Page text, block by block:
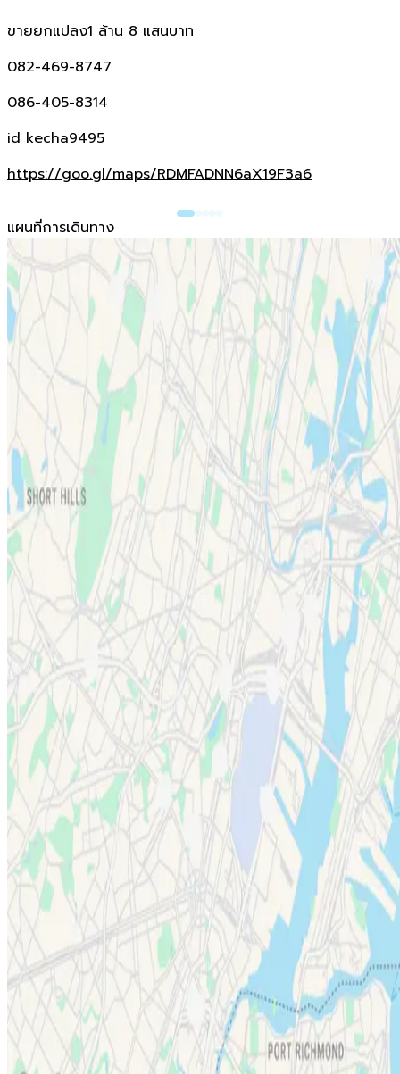
ขายยกแปลง1 ล้าน 8 แสนบาท
082-469-8747
086-405-8314
id kecha9495
https://goo.gl/maps/RDMFADNN6aX19F3a6
แผนที่การเดินทาง